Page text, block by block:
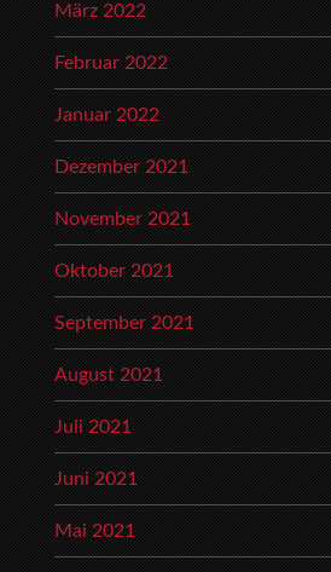
März 2022
Februar 2022
Januar 2022
Dezember 2021
November 2021
Oktober 2021
September 2021
August 2021
Juli 2021
Juni 2021
Mai 2021